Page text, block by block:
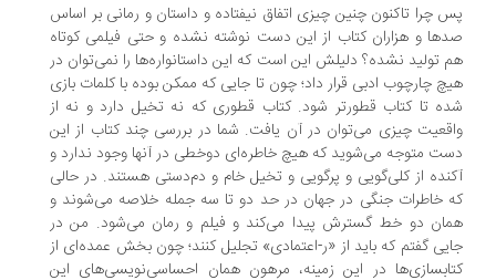
چرا تاکنون چنین چیزی اتفاق نیفتاده و داستان و رمانی بر اساس
و هزاران کتاب از این دست نوشته نشده و حتی فیلمی کوتاه
تولید نشده؟ دلیلش این است که این داستانواره‌ها را نمی‌توان در
چارچوب ادبی قرار داد؛ چون تا جایی که ممکن بوده با کلمات بازی
تا کتاب قطورتر شود. کتاب قطوری که نه تخیل دارد و نه از
چیزی می‌توان در آن یافت. شما در بررسی چند کتاب از این
متوجه می‌شوید که هیچ‌ خاطره‌ای دوخطی در آنها وجود ندارد و
از کلی‌گویی و پرگویی و تخیل خام و دم‌دستی هستند. در حالی
خاطرات جنگی در جهان در حد دو تا سه جمله خلاصه می‌شوند و
دو خط گسترش پیدا می‌کند و فیلم و رمان می‌شود. من در
گفتم که باید از «ر-اعتمادی» تجلیل کنند؛ چون بخش عمده‌ای از
در این زمینه، مرهون همان احساسی‌نویسی‌های این